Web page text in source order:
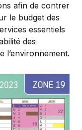
afin de contrer
le budget des
essentiels
des
l’environnement.